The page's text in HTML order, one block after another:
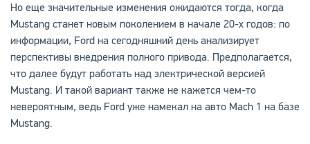
Но еще значительные изменения ожидаются тогда, когда
Mustang станет новым поколением в начале 20-х годов: по
информации, Ford на сегодняшний день анализирует
перспективы внедрения полного привода. Предполагается,
что далее будут работать над электрической версией
Mustang. И такой вариант также не кажется чем-то
невероятным, ведь Ford уже намекал на авто Mach 1 на базе
Mustang.